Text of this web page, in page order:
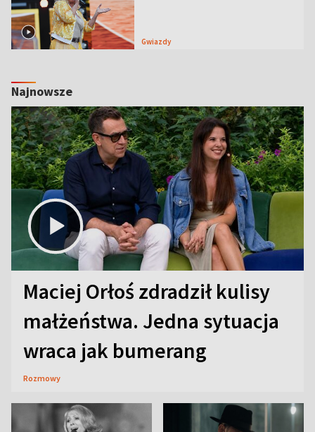
Gwiazdy
Najnowsze
Maciej Orłoś zdradził kulisy
małżeństwa. Jedna sytuacja
wraca jak bumerang
Rozmowy